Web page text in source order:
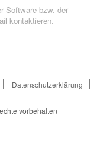
Software bzw. der
kontaktieren.
Datenschutzerklärung
vorbehalten